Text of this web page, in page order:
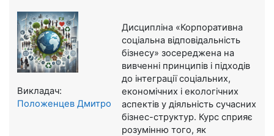
Дисципліна «Корпоративна
соціальна відповідальність
бізнесу» зосереджена на
вивченні принципів і підходів
до інтеграції соціальних,
економічних і екологічних
аспектів у діяльність сучасних
бізнес-структур. Курс сприяє
розумінню того, як
Викладач:
Положенцев Дмитро